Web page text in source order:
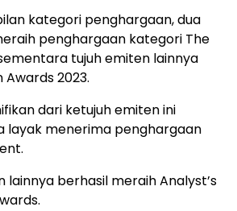
kategori penghargaan, dua
penghargaan kategori The
tujuh emiten lainnya
2023.
dari ketujuh emiten ini
layak menerima penghargaan
lainnya berhasil meraih Analyst’s